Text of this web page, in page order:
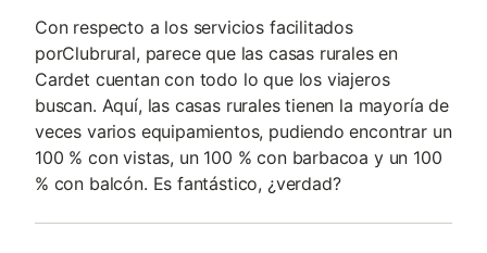
Con respecto a los servicios facilitados
porClubrural, parece que las casas rurales en
Cardet cuentan con todo lo que los viajeros
buscan. Aquí, las casas rurales tienen la mayoría de
veces varios equipamientos, pudiendo encontrar un
100 % con vistas, un 100 % con barbacoa y un 100
% con balcón. Es fantástico, ¿verdad?